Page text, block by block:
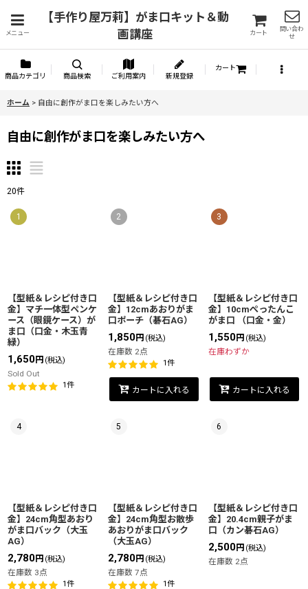
メニュー
【手作り屋万莉】がま口キット＆動
画講座
カート
問い合わ
せ
商品カテゴリ 商品検索 ご利用案内 新規登録
カート
ホーム > 自由に創作がま口を楽しみたい方へ
自由に創作がま口を楽しみたい方へ
20件
1
【型紙＆レシピ付き口
金】マチ一体型ペンケ
ース（眼鏡ケース）が
ま口（口金・木玉青
緑）
1,650円 (税込)
Sold Out
1件
2
【型紙＆レシピ付き口
金】12cmあおりがま
口ポーチ（碁石AG）
1,850円 (税込)
在庫数 2点
1件
カートに入れる
3
【型紙＆レシピ付き口
金】10cmぺったんこ
がま口 （口金・金）
1,550円 (税込)
在庫わずか
カートに入れる
4
【型紙＆レシピ付き口
金】24cm角型あおり
がま口バック（大玉
AG）
2,780円 (税込)
在庫数 3点
1件
5
【型紙＆レシピ付き口
金】24cm角型お散歩
あおりがま口バック
（大玉AG）
2,780円 (税込)
在庫数 7点
1件
6
【型紙＆レシピ付き口
金】20.4cm親子がま
口（カン碁石AG）
2,500円 (税込)
在庫数 2点